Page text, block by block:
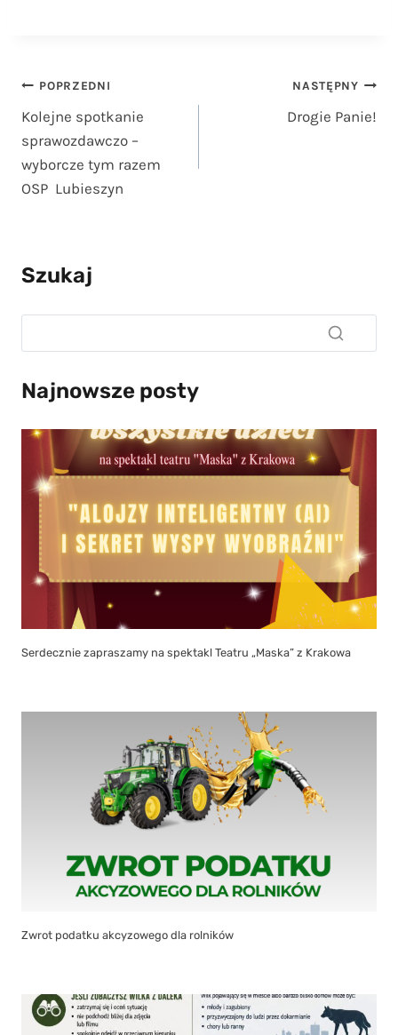
Nawigacja
wpisu
POPRZEDNI
Kolejne spotkanie
sprawozdawczo –
wyborcze tym razem
OSP Lubieszyn
NASTĘPNY
Drogie Panie!
Szukaj
Najnowsze posty
Serdecznie zapraszamy na spektakl Teatru „Maska” z Krakowa
Zwrot podatku akcyzowego dla rolników